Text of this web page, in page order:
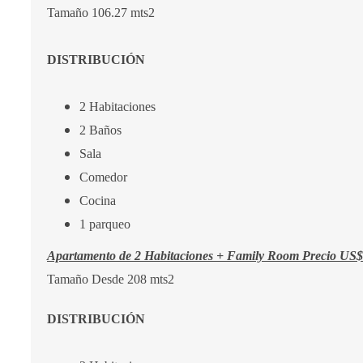
Tamaño 106.27 mts2
DISTRIBUCIÓN
2 Habitaciones
2 Baños
Sala
Comedor
Cocina
1 parqueo
Apartamento de 2 Habitaciones + Family Room Precio
Tamaño Desde 208 mts2
DISTRIBUCIÓN